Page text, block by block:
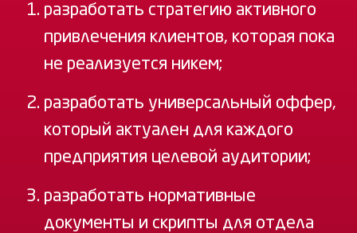
разработать стратегию активного
привлечения клиентов, которая пока
не реализуется никем;
разработать универсальный оффер,
который актуален для каждого
предприятия целевой аудитории;
разработать нормативные
документы и скрипты для отдела